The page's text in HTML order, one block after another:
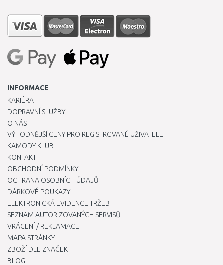
INFORMACE
KARIÉRA
DOPRAVNÍ SLUŽBY
O NÁS
VÝHODNĚJŠÍ CENY PRO REGISTROVANÉ UŽIVATELE
KAMODY KLUB
KONTAKT
OBCHODNÍ PODMÍNKY
OCHRANA OSOBNÍCH ÚDAJŮ
DÁRKOVÉ POUKAZY
ELEKTRONICKÁ EVIDENCE TRŽEB
SEZNAM AUTORIZOVANÝCH SERVISŮ
VRÁCENÍ / REKLAMACE
MAPA STRÁNKY
ZBOŽÍ DLE ZNAČEK
BLOG